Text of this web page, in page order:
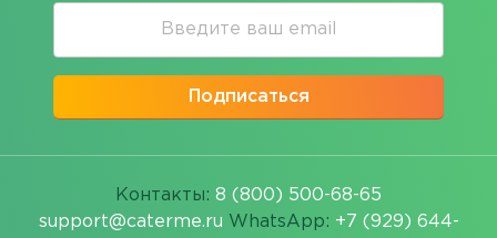
Подписаться
Контакты: 8 (800) 500-68-65
support@caterme.ru WhatsApp: +7 (929) 644-